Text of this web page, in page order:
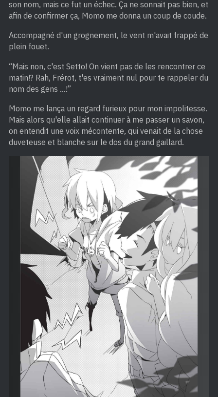
son nom, mais ce fut un échec. Ça ne sonnait pas bien, et
afin de confirmer ça, Momo me donna un coup de coude.
Accompagné d'un grognement, le vent m'avait frappé de
plein fouet.
“Mais non, c'est Setto! On vient pas de les rencontrer ce
matin!? Rah, Frérot, t'es vraiment nul pour te rappeler du
nom des gens …!”
Momo me lança un regard furieux pour mon impolitesse.
Mais alors qu'elle allait continuer à me passer un savon,
on entendit une voix mécontente, qui venait de la chose
duveteuse et blanche sur le dos du grand gaillard.